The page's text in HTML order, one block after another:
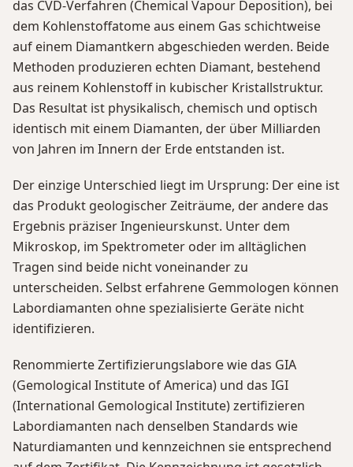
das CVD-Verfahren (Chemical Vapour Deposition), bei
dem Kohlenstoffatome aus einem Gas schichtweise
auf einem Diamantkern abgeschieden werden. Beide
Methoden produzieren echten Diamant, bestehend
aus reinem Kohlenstoff in kubischer Kristallstruktur.
Das Resultat ist physikalisch, chemisch und optisch
identisch mit einem Diamanten, der über Milliarden
von Jahren im Innern der Erde entstanden ist.
Der einzige Unterschied liegt im Ursprung: Der eine ist
das Produkt geologischer Zeiträume, der andere das
Ergebnis präziser Ingenieurskunst. Unter dem
Mikroskop, im Spektrometer oder im alltäglichen
Tragen sind beide nicht voneinander zu
unterscheiden. Selbst erfahrene Gemmologen können
Labordiamanten ohne spezialisierte Geräte nicht
identifizieren.
Renommierte Zertifizierungslabore wie das GIA
(Gemological Institute of America) und das IGI
(International Gemological Institute) zertifizieren
Labordiamanten nach denselben Standards wie
Naturdiamanten und kennzeichnen sie entsprechend